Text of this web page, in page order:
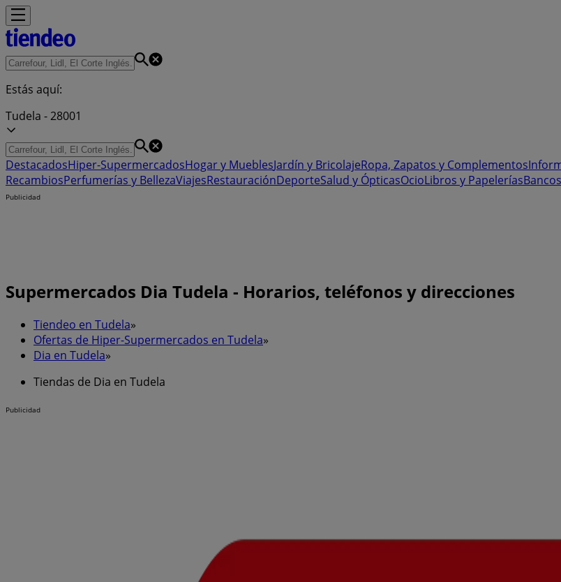
Estás aquí:
Tudela - 28001
DestacadosHiper-SupermercadosHogar y MueblesJardín y BricolajeRopa, Zapatos y Complementos
RecambiosPerfumerías y BellezaViajesRestauraciónDeporteSalud y ÓpticasOcioLibros y Papelerías
Publicidad
Supermercados Dia Tudela - Horarios, teléfonos y direcciones
Tiendeo en Tudela»
Ofertas de Hiper-Supermercados en Tudela»
Dia en Tudela»
Tiendas de Dia en Tudela
Publicidad